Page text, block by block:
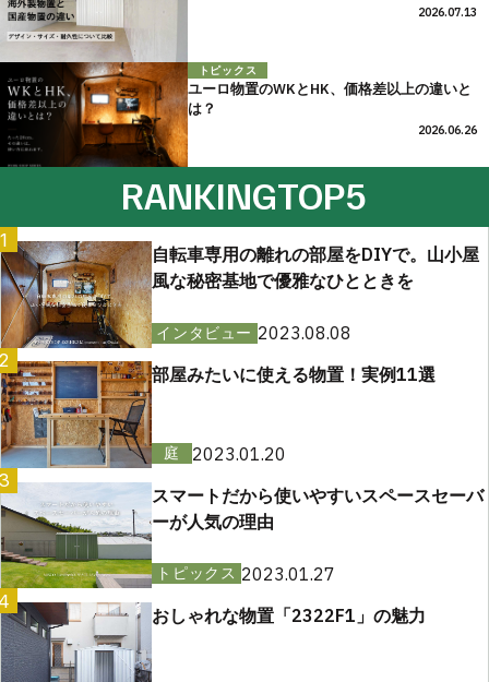
2026.07.13
トピックス
ユーロ物置のWKとHK、価格差以上の違いと
は？
2026.06.26
RANKINGTOP5
1
自転車専用の離れの部屋をDIYで。山小屋
風な秘密基地で優雅なひとときを
インタビュー 2023.08.08
2
部屋みたいに使える物置！実例11選
庭
2023.01.20
スマートだから使いやすいスペースセーバ
ーが人気の理由
トピックス 2023.01.27
おしゃれな物置「2322F1」の魅力